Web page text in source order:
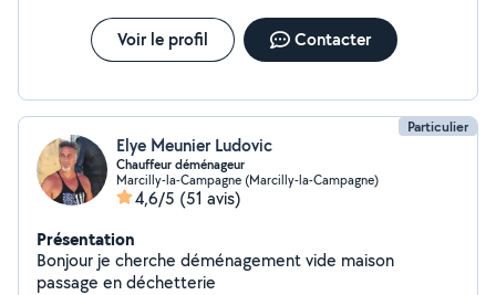
Voir le profil Contacter
Particulier
Elye Meunier Ludovic
Chauffeur déménageur
Marcilly-la-Campagne (Marcilly-la-Campagne)
4,6/5 (51 avis)
Présentation
Bonjour je cherche déménagement vide maison
passage en déchetterie